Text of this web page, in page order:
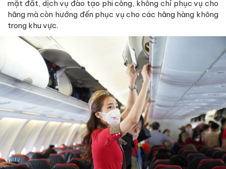
mặt đất, dịch vụ đào tạo phi công, không chỉ phục vụ cho
hãng mà còn hướng đến phục vụ cho các hãng hàng không
trong khu vực.